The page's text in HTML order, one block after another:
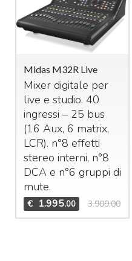
Midas M32R Live
Mixer digitale per
live e studio. 40
ingressi – 25 bus
(16 Aux, 6 matrix,
LCR). n°8 effetti
stereo interni, n°8
DCAe n°6 gruppi di
mute.
€ 1.995,00 3.909,00